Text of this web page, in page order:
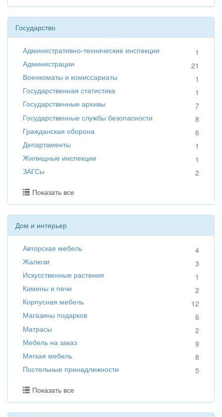
Государство
Административно-технические инспекции
1
Администрации
21
Военкоматы и комиссариаты
1
Государственная статистика
1
Государственные архивы
7
Государственные службы безопасности
8
Гражданская оборона
6
Департаменты
1
Жилищные инспекции
1
ЗАГСы
2
Показать все
Дом и интерьер
Авторская мебель
4
Жалюзи
3
Искусственные растения
1
Камины и печи
2
Корпусная мебель
12
Магазины подарков
6
Матрасы
2
Мебель на заказ
9
Мягкая мебель
8
Постельные принадлежности
5
Показать все